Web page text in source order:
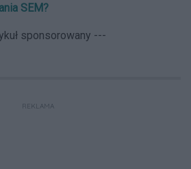
SEM?
sponsorowany ---
REKLAMA